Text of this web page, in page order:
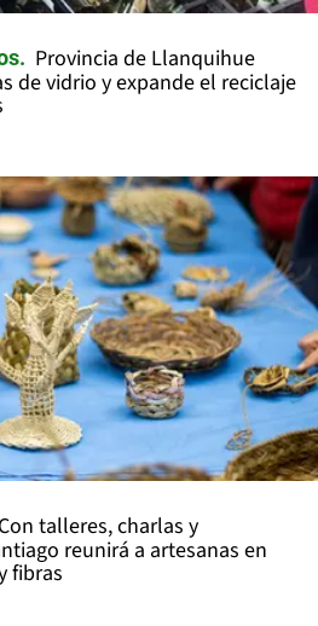
Provincia de Llanquihue
de vidrio y expande el reciclaje
Con talleres, charlas y
reunirá a artesanas en
fibras